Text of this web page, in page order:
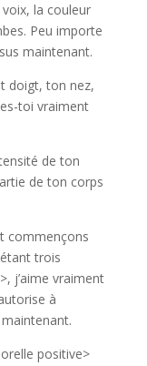
la couleur
Peu importe
maintenant.
doigt, ton nez,
toi vraiment
de ton
de ton corps
commençons
trois
j’aime vraiment
à
positive>